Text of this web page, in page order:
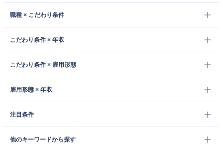
職種 × こだわり条件
こだわり条件 × 年収
こだわり条件 × 雇用形態
雇用形態 × 年収
注目条件
他のキーワードから探す